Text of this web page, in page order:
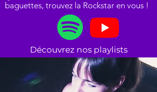
baguettes, trouvez la Rockstar en vous !
Découvrez nos playlists